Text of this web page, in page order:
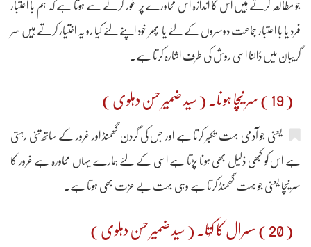
جو مطالعہ کرتے ہیں اس کا اندازہ اس محاورے پر غور کرنے سے ہوتا ہے کہ ہم با اعتبار
فرد یا با اعتبار جماعت دوسروں کے لئے یا پھر خود اپنے لئے کیا رو یہ اختیار کرتے ہیں سر
گریبان میں ڈالنا اسی روش کی طرف اشارہ کرتا ہے۔
( 19 ) سر نیچا ہونا۔ ( سید ضمیر حسن دہلوی )
یعنی جو آدمی بہت تکبّر کرتا ہے اور جس کی گردن گھمنڈ اور غرور کے ساتھ تنی رہتی
ہے اس کو کبھی ذلیل بھی ہونا پڑتا ہے اسی کے لئے ہمارے یہاں محاورہ ہے غرور کا
سر نیچا یعنی جو بہت گھمنڈ کرتا ہے وہی بہت بے عزت بھی ہوتا ہے۔
( 20 ) سسرال کا کُتا۔ ( سید ضمیر حسن دہلوی )